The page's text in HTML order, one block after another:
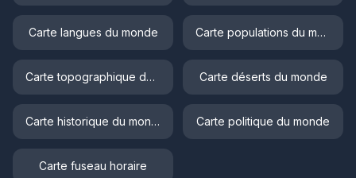
Carte langues du monde Carte populations du monde
Carte topographique du monde Carte déserts du monde
Carte historique du monde Carte politique du monde
Carte fuseau horaire